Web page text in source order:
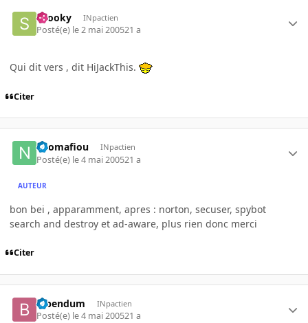
snooky INpactien
Posté(e) le 2 mai 200521 a
Qui dit vers , dit HiJackThis.
Citer
neomafiou INpactien
Posté(e) le 4 mai 200521 a
AUTEUR
bon bei , apparamment, apres : norton, secuser, spybot
search and destroy et ad-aware, plus rien donc merci
Citer
bibendum INpactien
Posté(e) le 4 mai 200521 a